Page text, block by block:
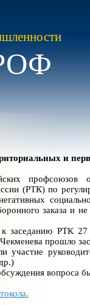
и
профсоюзов
(РТК) по
заказа и
заседанию РТК
прошло
участие
вопроса